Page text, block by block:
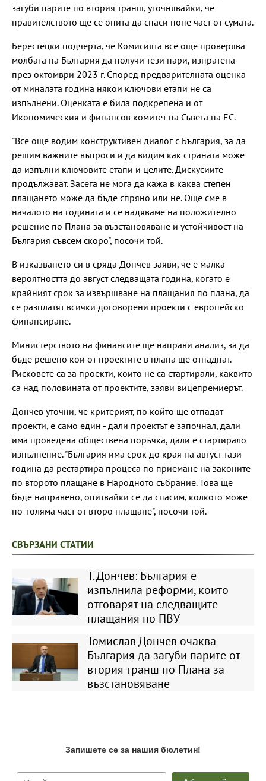
загуби парите по втория транш, уточнявайки, че
правителството ще се опита да спаси поне част от сумата.
Берестецки подчерта, че Комисията все още проверява
молбата на България да получи тези пари, изпратена
през октомври 2023 г. Според предварителната оценка
от миналата година някои ключови етапи не са
изпълнени. Оценката е била подкрепена и от
Икономическия и финансов комитет на Съвета на ЕС.
"Все още водим конструктивен диалог с България, за да
решим важните въпроси и да видим как страната може
да изпълни ключовите етапи и целите. Дискусиите
продължават. Засега не мога да кажа в каква степен
плащането може да бъде спряно или не. Още сме в
началото на годината и се надяваме на положително
решение по Плана за възстановяване и устойчивост на
България съвсем скоро", посочи той.
В изказването си в сряда Дончев заяви, че е малка
вероятността до август следващата година, когато е
крайният срок за извършване на плащания по плана, да
се разплатят всички договорени проекти с европейско
финансиране.
Министерството на финансите ще направи анализ, за да
бъде решено кои от проектите в плана ще отпаднат.
Рисковете са за проекти, които не са стартирали, каквито
са над половината от проектите, заяви вицепремиерът.
Дончев уточни, че критерият, по който ще отпадат
проекти, е само един - дали проектът е започнал, дали
има проведена обществена поръчка, дали е стартирало
изпълнение. "България има срок до края на август тази
година да рестартира процеса по приемане на законите
по второто плащане в Народното събрание. Това ще
бъде направено, опитвайки се да спасим, колкото може
по-голяма част от второ плащане", посочи той.
СВЪРЗАНИ СТАТИИ
Т. Дончев: България е
изпълнила реформи, които
отговарят на следващите
плащания по ПВУ
Томислав Дончев очаква
България да загуби парите от
втория транш по Плана за
възстановяване